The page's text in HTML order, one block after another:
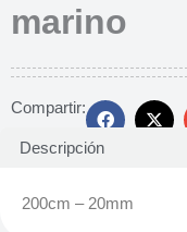
marino
Compartir:
Descripción
200cm – 20mm